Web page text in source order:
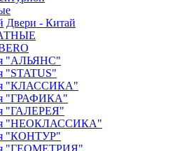
Двери - Китай
"АЛЬЯНС"
"STATUS"
"КЛАССИКА"
"ГРАФИКА"
"ГАЛЕРЕЯ"
"НЕОКЛАССИКА"
"КОНТУР"
"ГЕОМЕТРИЯ"